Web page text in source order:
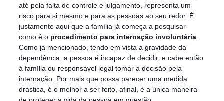
até pela falta de controle e julgamento, representa um
risco para si mesmo e para as pessoas ao seu redor. É
justamente aqui que a família já começa a pesquisar
como é o procedimento para internação involuntária.
Como já mencionado, tendo em vista a gravidade da
dependência, a pessoa é incapaz de decidir, e cabe então
à família ou responsável legal tomar a decisão pela
internação. Por mais que possa parecer uma medida
drástica, é o melhor a ser feito, afinal, é a única maneira